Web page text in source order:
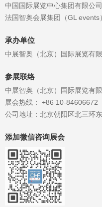
中国国际展览中心集团有限公司
法国智奥会展集团（GL events）
承办单位
中展智奥（北京）国际展览有
参展联络
中展智奥（北京）国际展览有
展会热线： +86 10-84606672
公司地址：北京朝阳区北三环
添加微信咨询展会